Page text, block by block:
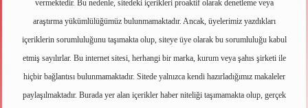
vermektedir. Bu nedenle, sitedeki içerikleri proaktif olarak denetleme veya
araştırma yükümlülüğümüz bulunmamaktadır. Ancak, üyelerimiz yazdıkları
içeriklerin sorumluluğunu taşımakta olup, siteye üye olarak bu sorumluluğu kabul
etmiş sayılırlar. Bu internet sitesi, herhangi bir marka, kurum veya şahıs şirketi ile
hiçbir bağlantısı bulunmamaktadır. Sitede yalnızca kendi hazırladığımız makaleler
paylaşılmaktadır. Burada yer alan içerikler haber niteliği taşımamakta olup, gerçek